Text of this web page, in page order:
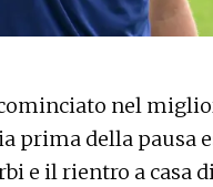
cominciato nel
prima della pausa
e il rientro a casa